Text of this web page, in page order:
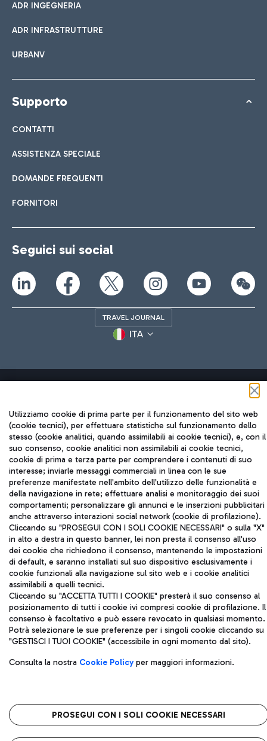
ADR INGEGNERIA
ADR INFRASTRUTTURE
URBANV
Supporto
CONTATTI
ASSISTENZA SPECIALE
DOMANDE FREQUENTI
FORNITORI
Seguici sui social
TRAVEL JOURNAL
ITA
Aeroporti di Roma S.p.A. - Società soggetta a direzione e
coordinamento di Mundys S.p.A.
Codice fiscale e Registro delle Imprese di Roma 13032990155 P.
IVA 06572251004
Capitale sociale 62.224.743,00 int. vers.
Sede legale: Via Pier Paolo Racchetti 1 - 00054 Fiumicino (RM)
telefono +39 06 65951
Privacy policy
Note legali
Mappa sito
Accessibilità
Roma FCO
L'aeroporto stellato
QUALITÀ SOSTENIBILITÀ INNOVAZIONE
Utilizziamo cookie di prima parte per il funzionamento del sito web
(cookie tecnici), per effettuare statistiche sul funzionamento dello
stesso (cookie analitici, quando assimilabili ai cookie tecnici), e, con il
suo consenso, cookie analitici non assimilabili ai cookie tecnici,
cookie di prima e terza parte per comprendere i contenuti di suo
interesse; inviarle messaggi commerciali in linea con le sue
preferenze manifestate nell'ambito dell'utilizzo delle funzionalità e
della navigazione in rete; effettuare analisi e monitoraggio dei suoi
comportamenti; personalizzare gli annunci e le inserzioni pubblicitari
anche attraverso interazioni social network (cookie di profilazione).
Cliccando su "PROSEGUI CON I SOLI COOKIE NECESSARI" o sulla "X"
in alto a destra in questo banner, lei non presta il consenso all'uso
dei cookie che richiedono il consenso, mantenendo le impostazioni
di default, e saranno installati sul suo dispositivo esclusivamente i
cookie funzionali alla navigazione sul sito web e i cookie analitici
assimilabili a quelli tecnici.
Cliccando su "ACCETTA TUTTI I COOKIE" presterà il suo consenso al
posizionamento di tutti i cookie ivi compresi cookie di profilazione. Il
consenso è facoltativo e può essere revocato in qualsiasi momento.
Potrà selezionare le sue preferenze per i singoli cookie cliccando su
"GESTISCI I TUOI COOKIE" (accessibile in ogni momento dal sito).
Consulta la nostra Cookie Policyper maggiori informazioni.
PROSEGUI CON I SOLI COOKIE NECESSARI